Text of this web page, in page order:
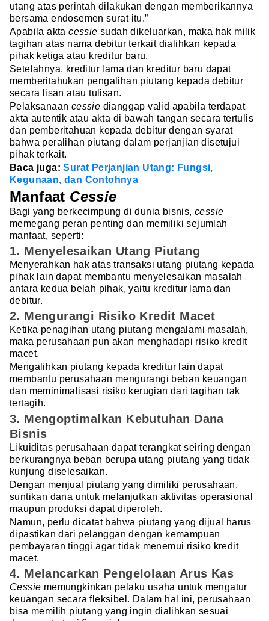
utang atas perintah dilakukan dengan memberikannya
bersama endosemen surat itu.”
Apabila aktacessie sudah dikeluarkan, maka hak milik
tagihan atas nama debitur terkait dialihkan kepada
pihak ketiga atau kreditur baru.
Setelahnya, kreditur lama dan kreditur baru dapat
memberitahukan pengalihan piutang kepada debitur
secara lisan atau tulisan.
Pelaksanaan cessie dianggap valid apabila terdapat
akta autentik atau akta di bawah tangan secara tertulis
dan pemberitahuan kepada debitur dengan syarat
bahwa peralihan piutang dalam perjanjian disetujui
pihak terkait.
Baca juga:Surat Perjanjian Utang: Fungsi,
Kegunaan, dan Contohnya
Manfaat Cessie
Bagi yang berkecimpung di dunia bisnis, cessie
memegang peran penting dan memiliki sejumlah
manfaat, seperti:
1. Menyelesaikan Utang Piutang
Menyerahkan hak atas transaksi utang piutang kepada
pihak lain dapat membantu menyelesaikan masalah
antara kedua belah pihak, yaitu kreditur lama dan
debitur.
2. Mengurangi Risiko Kredit Macet
Ketika penagihan utang piutang mengalami masalah,
maka perusahaan pun akan menghadapi risiko kredit
macet.
Mengalihkan piutang kepada kreditur lain dapat
membantu perusahaan mengurangi beban keuangan
dan meminimalisasi risiko kerugian dari tagihan tak
tertagih.
3. Mengoptimalkan Kebutuhan Dana
Bisnis
Likuiditas perusahaan dapat terangkat seiring dengan
berkurangnya beban berupa utang piutang yang tidak
kunjung diselesaikan.
Dengan menjual piutang yang dimiliki perusahaan,
suntikan dana untuk melanjutkan aktivitas operasional
maupun produksi dapat diperoleh.
Namun, perlu dicatat bahwa piutang yang dijual harus
dipastikan dari pelanggan dengan kemampuan
pembayaran tinggi agar tidak menemui risiko kredit
macet.
4. Melancarkan Pengelolaan Arus Kas
Cessie memungkinkan pelaku usaha untuk mengatur
keuangan secara fleksibel. Dalam hal ini, perusahaan
bisa memilih piutang yang ingin dialihkan sesuai